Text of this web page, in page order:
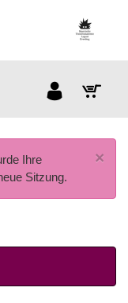
×
Ihre
Sitzung.